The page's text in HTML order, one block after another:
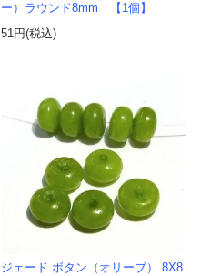
ー）ラウンド8mm 【1個】
51円(税込)
ジェード ボタン（オリーブ） 8X8